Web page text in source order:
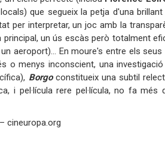
que segueix la petja d'una
per interpretar, un joc amb la
un ús escàs però totalment
aeroport)… En moure's entre els
o menys inconscient, una
Borgoconstitueix una subtil
i pel·lícula rere pel·lícula, no fa
cineuropa.org